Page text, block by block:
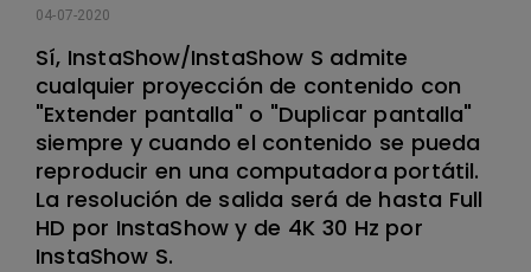
04-07-2020
Sí, InstaShow/InstaShow S admite
cualquier proyección de contenido con
"Extender pantalla" o "Duplicar pantalla"
siempre y cuando el contenido se pueda
reproducir en una computadora portátil.
La resolución de salida será de hasta Full
HD por InstaShow y de 4K 30 Hz por
InstaShow S.